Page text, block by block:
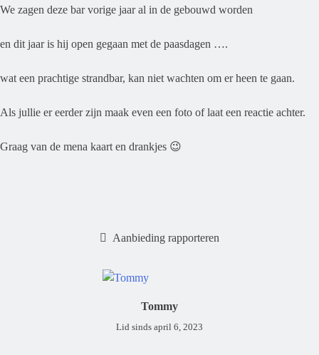
We zagen deze bar vorige jaar al in de gebouwd worden
en dit jaar is hij open gegaan met de paasdagen ….
wat een prachtige strandbar, kan niet wachten om er heen te gaan.
Als jullie er eerder zijn maak even een foto of laat een reactie achter.
Graag van de mena kaart en drankjes 😉
Aanbieding rapporteren
Tommy
Lid sinds april 6, 2023